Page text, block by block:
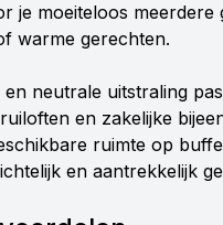
je moeiteloos
warme gerechten.
neutrale uitstraling
en zakelijke
ruimte op
en aantrekkelijk